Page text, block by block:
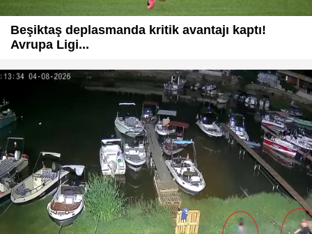
Beşiktaş deplasmanda kritik avantajı kaptı!
Avrupa Ligi...